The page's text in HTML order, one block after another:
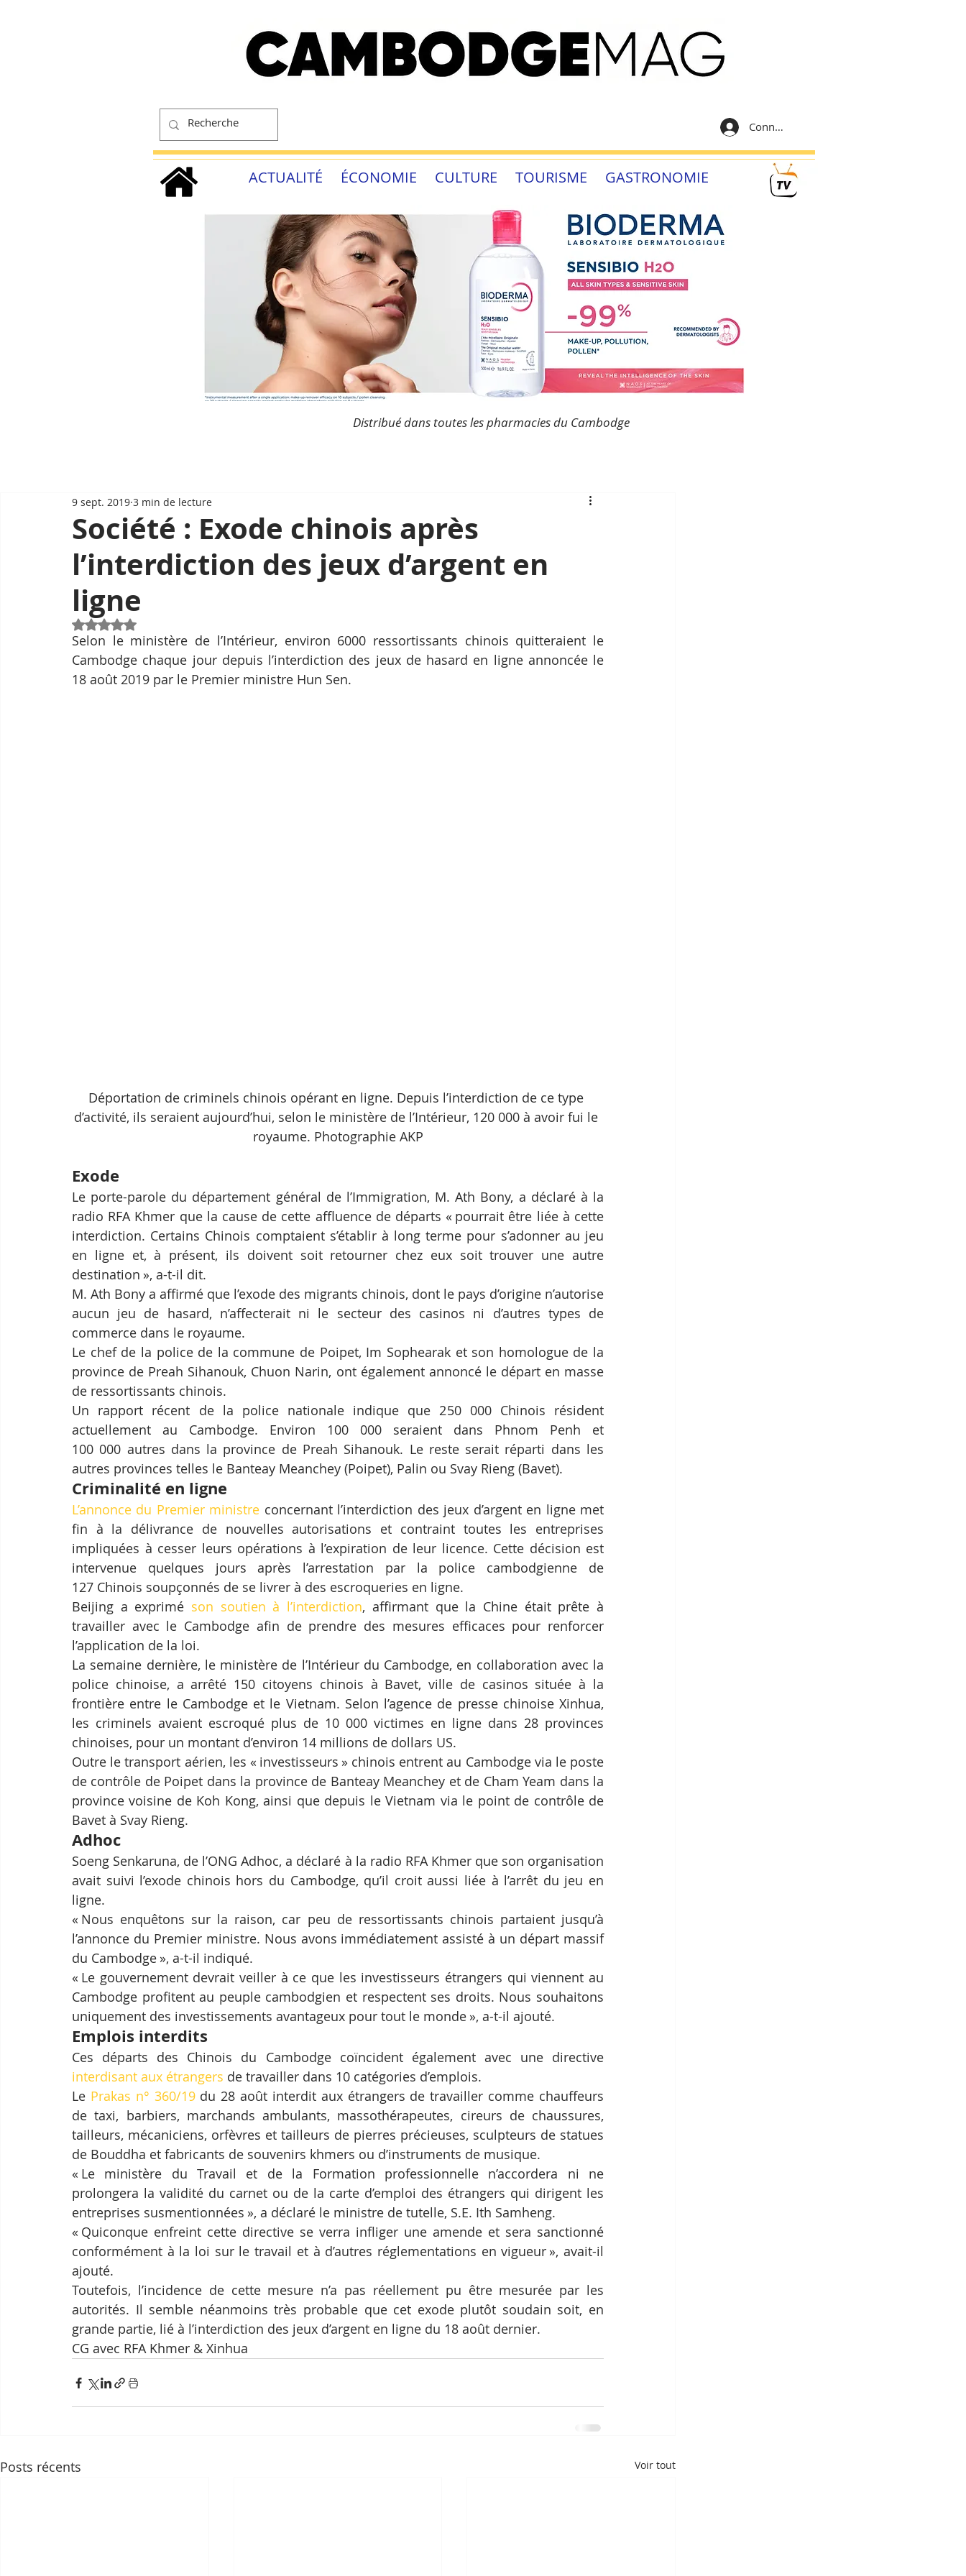
Connexion
ACTUALITÉ ÉCONOMIE CULTURE TOURISME GASTRONOMIE
Distribué dans toutes les pharmacies du Cambodge
Société : Exode chinois après
l’interdiction des jeux d’argent en
ligne
9 sept. 2019 3 min de lecture
Noté NaN étoiles sur 5.
Selon le ministère de l’Intérieur, environ 6000 ressortissants chinois quitteraient le
Cambodge chaque jour depuis l’interdiction des jeux de hasard en ligne annoncée le
18 août 2019 par le Premier ministre Hun Sen.
Déportation de criminels chinois opérant en ligne. Depuis l’interdiction de ce type
d’activité, ils seraient aujourd’hui, selon le ministère de l’Intérieur, 120 000 à avoir fui le
royaume. Photographie AKP
Exode
Le porte-parole du département général de l’Immigration, M. Ath Bony, a déclaré à la
radio RFA Khmer que la cause de cette affluence de départs « pourrait être liée à cette
interdiction. Certains Chinois comptaient s’établir à long terme pour s’adonner au jeu
en ligne et, à présent, ils doivent soit retourner chez eux soit trouver une autre
destination », a-t-il dit.
M. Ath Bony a affirmé que l’exode des migrants chinois, dont le pays d’origine n’autorise
aucun jeu de hasard, n’affecterait ni le secteur des casinos ni d’autres types de
commerce dans le royaume.
Le chef de la police de la commune de Poipet, Im Sophearak et son homologue de la
province de Preah Sihanouk, Chuon Narin, ont également annoncé le départ en masse
de ressortissants chinois.
Un rapport récent de la police nationale indique que 250 000 Chinois résident
actuellement au Cambodge. Environ 100 000 seraient dans Phnom Penh et
100 000 autres dans la province de Preah Sihanouk. Le reste serait réparti dans les
autres provinces telles le Banteay Meanchey (Poipet), Palin ou Svay Rieng (Bavet).
Criminalité en ligne
L’annonce du Premier ministre concernant l’interdiction des jeux d’argent en ligne met
fin à la délivrance de nouvelles autorisations et contraint toutes les entreprises
impliquées à cesser leurs opérations à l’expiration de leur licence. Cette décision est
intervenue quelques jours après l’arrestation par la police cambodgienne de
127 Chinois soupçonnés de se livrer à des escroqueries en ligne.
Beijing a exprimé son soutien à l’interdiction, affirmant que la Chine était prête à
travailler avec le Cambodge afin de prendre des mesures efficaces pour renforcer
l’application de la loi.
La semaine dernière, le ministère de l’Intérieur du Cambodge, en collaboration avec la
police chinoise, a arrêté 150 citoyens chinois à Bavet, ville de casinos située à la
frontière entre le Cambodge et le Vietnam. Selon l’agence de presse chinoise Xinhua,
les criminels avaient escroqué plus de 10 000 victimes en ligne dans 28 provinces
chinoises, pour un montant d’environ 14 millions de dollars US.
Outre le transport aérien, les « investisseurs » chinois entrent au Cambodge via le poste
de contrôle de Poipet dans la province de Banteay Meanchey et de Cham Yeam dans la
province voisine de Koh Kong, ainsi que depuis le Vietnam via le point de contrôle de
Bavet à Svay Rieng.
Adhoc
Soeng Senkaruna, de l’ONG Adhoc, a déclaré à la radio RFA Khmer que son organisation
avait suivi l’exode chinois hors du Cambodge, qu’il croit aussi liée à l’arrêt du jeu en
ligne.
« Nous enquêtons sur la raison, car peu de ressortissants chinois partaient jusqu’à
l’annonce du Premier ministre. Nous avons immédiatement assisté à un départ massif
du Cambodge », a-t-il indiqué.
« Le gouvernement devrait veiller à ce que les investisseurs étrangers qui viennent au
Cambodge profitent au peuple cambodgien et respectent ses droits. Nous souhaitons
uniquement des investissements avantageux pour tout le monde », a-t-il ajouté.
Emplois interdits
interdisant aux étrangers de travailler dans 10 catégories d’emplois.
Le Prakas n° 360/19 du 28 août interdit aux étrangers de travailler comme chauffeurs
de taxi, barbiers, marchands ambulants, massothérapeutes, cireurs de chaussures,
tailleurs, mécaniciens, orfèvres et tailleurs de pierres précieuses, sculpteurs de statues
de Bouddha et fabricants de souvenirs khmers ou d’instruments de musique.
« Le ministère du Travail et de la Formation professionnelle n’accordera ni ne
prolongera la validité du carnet ou de la carte d’emploi des étrangers qui dirigent les
entreprises susmentionnées », a déclaré le ministre de tutelle, S.E. Ith Samheng.
« Quiconque enfreint cette directive se verra infliger une amende et sera sanctionné
conformément à la loi sur le travail et à d’autres réglementations en vigueur », avait-il
ajouté.
Toutefois, l’incidence de cette mesure n’a pas réellement pu être mesurée par les
autorités. Il semble néanmoins très probable que cet exode plutôt soudain soit, en
grande partie, lié à l’interdiction des jeux d’argent en ligne du 18 août dernier.
CG avec RFA Khmer & Xinhua
Posts récents Voir tout